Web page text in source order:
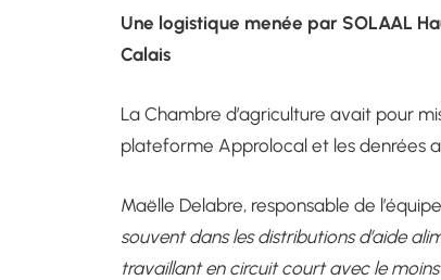
Une logistique menée par SOLAAL
Calais
La Chambre d’agriculture avait pour
plateforme Approlocal et les denrées
Maëlle Delabre, responsable de
souvent dans les distributions d’aide
travaillant en circuit court avec le moins